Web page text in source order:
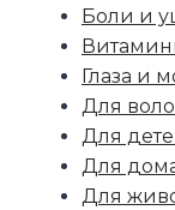
Боли и
Глаза и
Для
Для
Для
Для